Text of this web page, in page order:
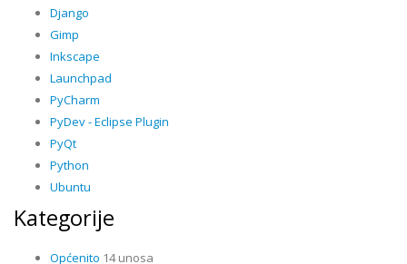
Django
Gimp
Inkscape
Launchpad
PyCharm
PyDev - Eclipse Plugin
PyQt
Python
Ubuntu
Kategorije
Općenito 14 unosa